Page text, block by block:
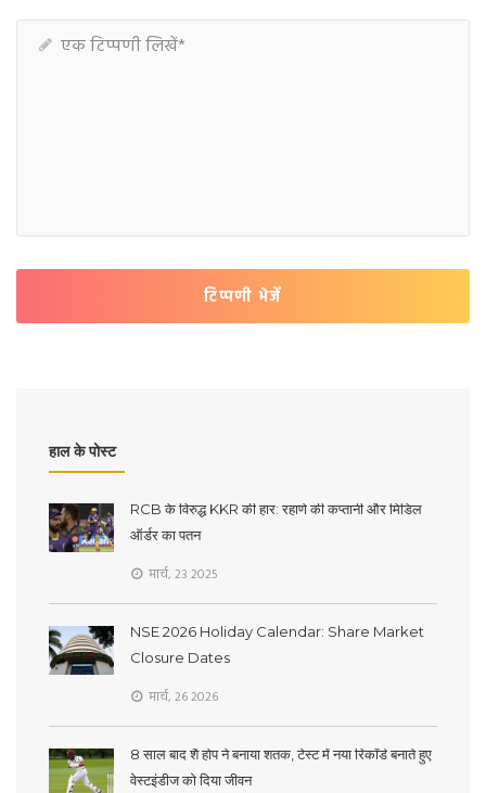
टिप्पणी भेजें
हाल के पोस्ट
RCB के विरुद्ध KKR की हार: रहाणे की कप्तानी और मिडिल
ऑर्डर का पतन
मार्च, 23 2025
NSE 2026 Holiday Calendar: Share Market
Closure Dates
मार्च, 26 2026
8 साल बाद शै होप ने बनाया शतक, टेस्ट में नया रिकॉर्ड बनाते हुए
वेस्टइंडीज को दिया जीवन